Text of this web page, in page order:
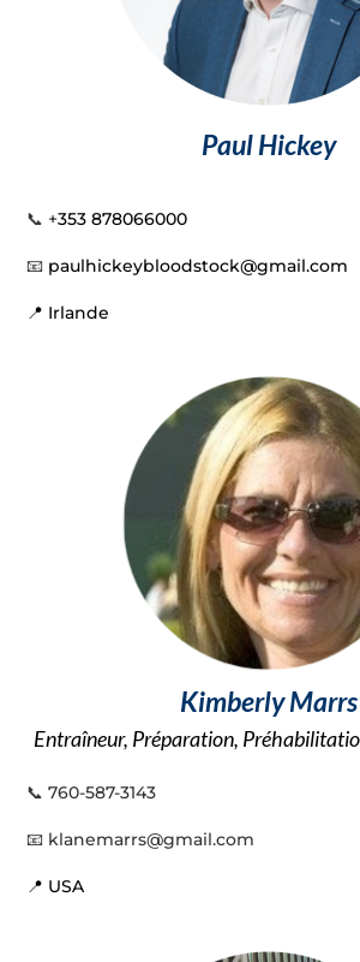
Paul Hickey
📞 +353 878066000
📧 paulhickeybloodstock@gmail.com
📍 Irlande
Kimberly Marrs
Entraîneur, Préparation,
📞760-587-3143
📧 klanemarrs@gmail.com
📍 USA